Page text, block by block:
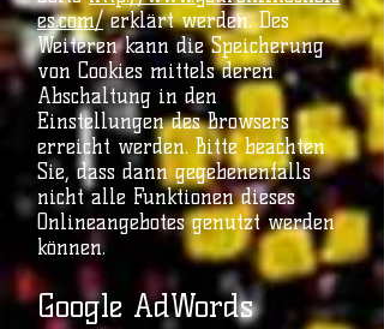
es.com/erklärt werden. Des
Weiteren kann die Speicherung
von Cookies mittels deren
Abschaltung in den
Einstellungen des Browsers
erreicht werden. Bitte beachten
Sie, dass dann gegebenenfalls
nicht alle Funktionen dieses
Onlineangebotes genutzt werden
können.
Google AdWords